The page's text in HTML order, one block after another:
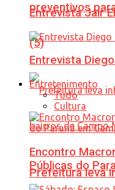
preventivos
(5)
Prefeitura leva
Entrevista Jair
Entrevista
Entretenimento
Tudo
Cultura
Encontro
Públicas do